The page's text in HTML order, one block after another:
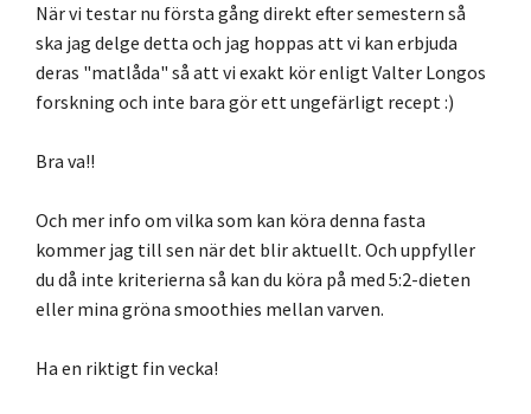
När vi testar nu första gång direkt efter semestern så
ska jag delge detta och jag hoppas att vi kan erbjuda
deras "matlåda" så att vi exakt kör enligt Valter Longos
forskning och inte bara gör ett ungefärligt recept :)
Bra va!!
Och mer info om vilka som kan köra denna fasta
kommer jag till sen när det blir aktuellt. Och uppfyller
du då inte kriterierna så kan du köra på med 5:2-dieten
eller mina gröna smoothies mellan varven.
Ha en riktigt fin vecka!